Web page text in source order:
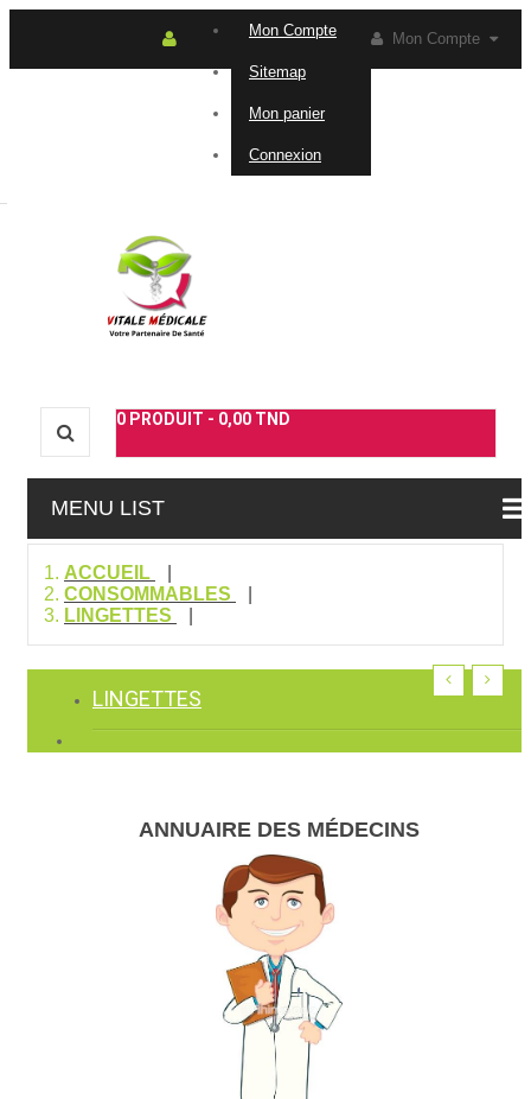
Mon Compte
Mon Compte
Sitemap
Mon panier
Connexion
0 PRODUIT - 0,00 TND
MENU LIST
ACCUEIL
CONSOMMABLES
LINGETTES
LINGETTES
ANNUAIRE DES MÉDECINS